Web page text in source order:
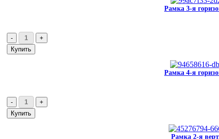
Рамка 3-я
Рамка 4-я
Рамка 2-я